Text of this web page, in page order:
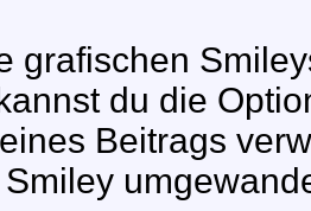
grafischen
du die
Beitrags